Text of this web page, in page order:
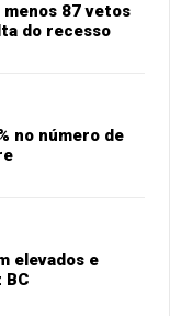
87 vetos
do recesso
no número de
elevados e
BC